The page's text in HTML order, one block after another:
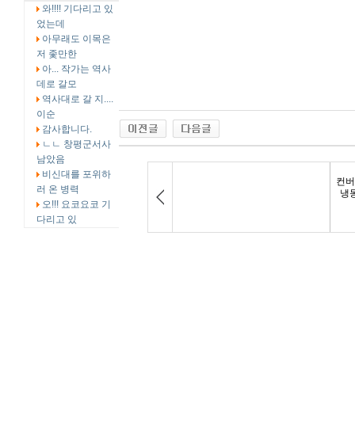
와!!!! 기다리고 있
었는데
아무래도 이목은
저 좇만한
아... 작가는 역사
데로 갈모
역사대로 갈 지....
이순
감사합니다.
ㄴㄴ 창평군서사
남았음
비신대를 포위하
러 온 병력
오!!! 요코요코 기
다리고 있